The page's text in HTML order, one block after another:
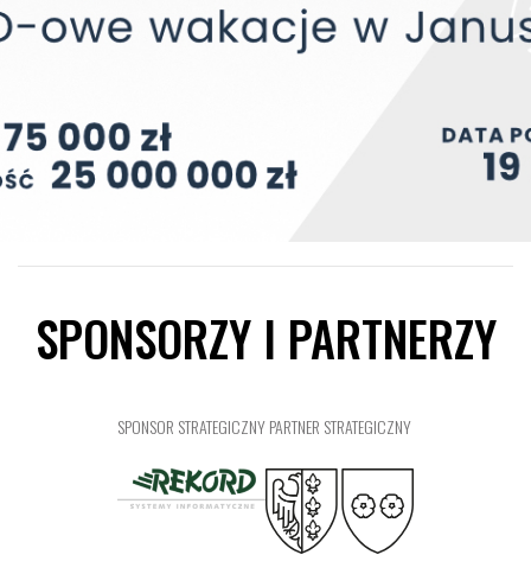
SPONSORZY I PARTNERZY
SPONSOR STRATEGICZNYPARTNER STRATEGICZNY